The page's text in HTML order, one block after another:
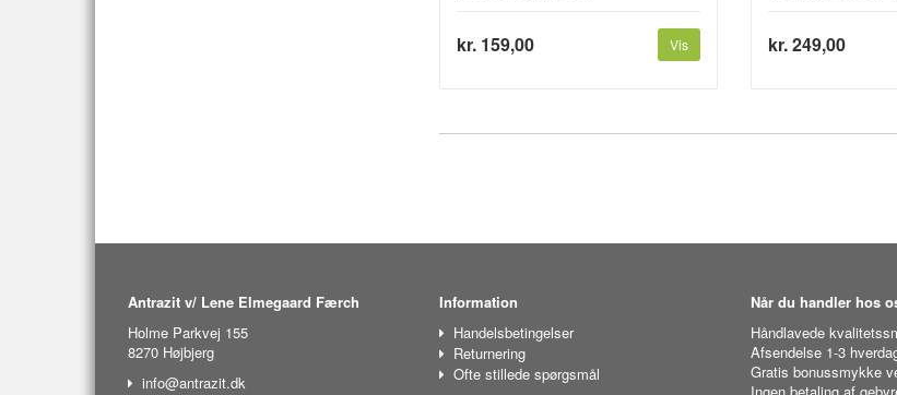
kr. 159,00 Vis kr. 249,00
Antrazit v/ Lene Elmegaard Færch
Holme Parkvej 155
8270 Højbjerg
info@antrazit.dk
Information
Handelsbetingelser
Returnering
Ofte stillede spørgsmål
Når du handler hos
Håndlavede
Afsendelse 1-3
Gratis bonussmykke